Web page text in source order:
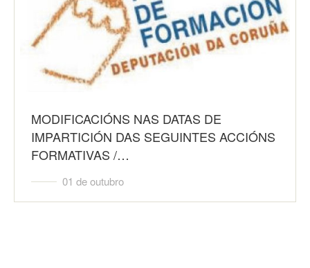
MODIFICACIÓNS NAS DATAS DE
IMPARTICIÓN DAS SEGUINTES ACCIÓNS
FORMATIVAS /…
01 de outubro